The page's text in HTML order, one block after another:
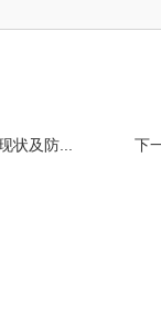
状及防... 下